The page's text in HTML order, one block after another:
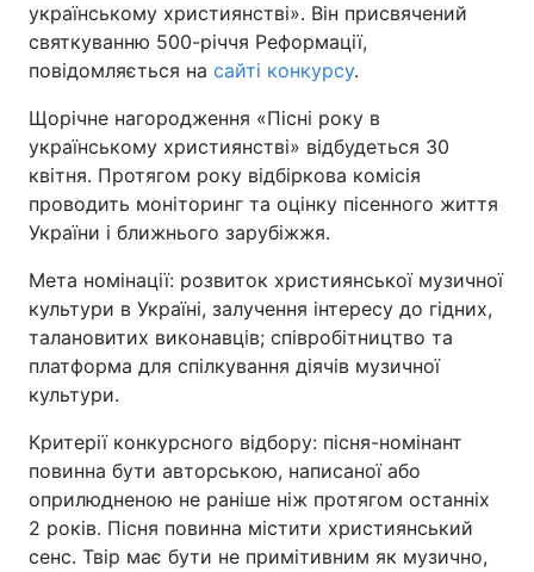
Київ Львів
Дніпро Харків
Одеса
Спорт Наука
Техно і зв'язок Лайт
Зброя Інциденти
Здоров'я
Цікавинки Погода
Відео з Youtube Статті
українському християнстві». Він присвячений
святкуванню 500-річчя Реформації,
повідомляється на сайті конкурсу.
Щорічне нагородження «Пісні року в
українському християнстві» відбудеться 30
квітня. Протягом року відбіркова комісія
проводить моніторинг та оцінку пісенного життя
України і ближнього зарубіжжя.
Мета номінації: розвиток християнської музичної
культури в Україні, залучення інтересу до гідних,
талановитих виконавців; співробітництво та
платформа для спілкування діячів музичної
культури.
Критерії конкурсного відбору: пісня-номінант
повинна бути авторською, написаної або
оприлюдненою не раніше ніж протягом останніх
2 років. Пісня повинна містити християнський
сенс. Твір має бути не примітивним як музично,